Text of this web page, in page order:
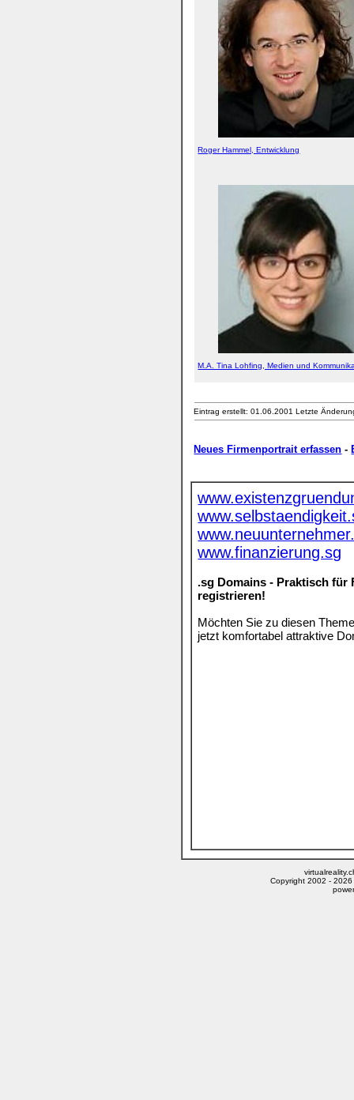
Roger Hammel, Entwicklung
M.A. Tina Lohfing, Medien und
Eintrag erstellt: 01.06.2001Letzte
Neues Firmenportrait erfassen -
www.finanzierung.sg
.sg Domains - Praktisch für
registrieren!
Möchten Sie zu diesen
jetzt komfortabel attraktive
Copyright 2002 - 2026